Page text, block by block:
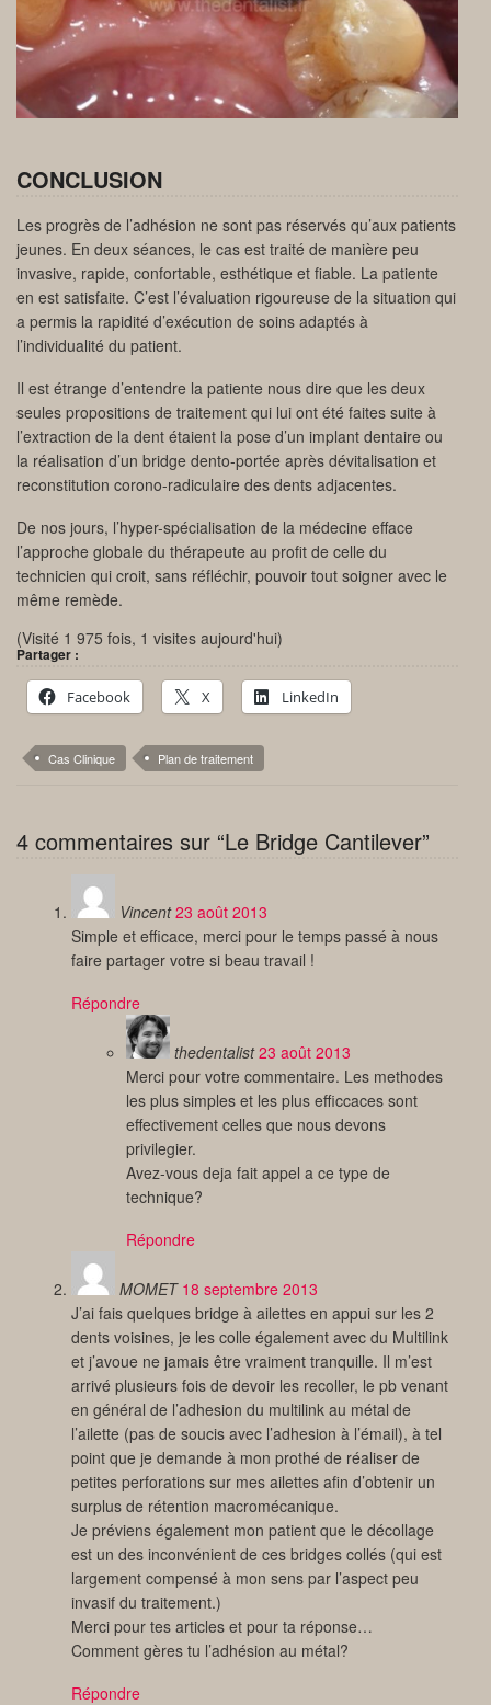
CONCLUSION
Les progrès de l’adhésion ne sont pas réservés qu’aux patients
jeunes. En deux séances, le cas est traité de manière peu
invasive, rapide, confortable, esthétique et fiable. La patiente
en est satisfaite. C’est l’évaluation rigoureuse de la situation qui
a permis la rapidité d’exécution de soins adaptés à
l’individualité du patient.
Il est étrange d’entendre la patiente nous dire que les deux
seules propositions de traitement qui lui ont été faites suite à
l’extraction de la dent étaient la pose d’un implant dentaire ou
la réalisation d’un bridge dento-portée après dévitalisation et
reconstitution corono-radiculaire des dents adjacentes.
De nos jours, l’hyper-spécialisation de la médecine efface
l’approche globale du thérapeute au profit de celle du
technicien qui croit, sans réfléchir, pouvoir tout soigner avec le
même remède.
(Visité 1 975 fois, 1 visites aujourd'hui)
Partager :
Facebook X LinkedIn
Cas Clinique Plan de traitement
4 commentaires sur “Le Bridge Cantilever”
Vincent 23 août 2013
Simple et efficace, merci pour le temps passé à nous
faire partager votre si beau travail !
Répondre
thedentalist 23 août 2013
Merci pour votre commentaire. Les methodes
les plus simples et les plus efficcaces sont
effectivement celles que nous devons
privilegier.
Avez-vous deja fait appel a ce type de
technique?
Répondre
MOMET 18 septembre 2013
J’ai fais quelques bridge à ailettes en appui sur les 2
dents voisines, je les colle également avec du Multilink
et j’avoue ne jamais être vraiment tranquille. Il m’est
arrivé plusieurs fois de devoir les recoller, le pb venant
en général de l’adhesion du multilink au métal de
l’ailette (pas de soucis avec l’adhesion à l’émail), à tel
point que je demande à mon prothé de réaliser de
petites perforations sur mes ailettes afin d’obtenir un
surplus de rétention macromécanique.
Je préviens également mon patient que le décollage
est un des inconvénient de ces bridges collés (qui est
largement compensé à mon sens par l’aspect peu
invasif du traitement.)
Merci pour tes articles et pour ta réponse…
Comment gères tu l’adhésion au métal?
Répondre